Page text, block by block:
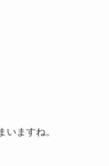
ますね。